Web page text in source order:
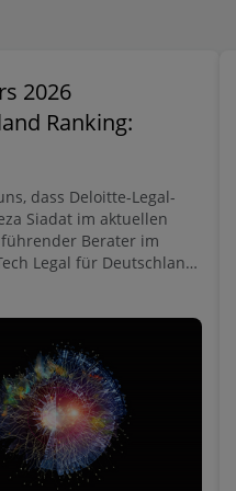
2026
Ranking:
dass Deloitte-Legal-
Siadat im aktuellen
Berater im
Legal für Deutschland